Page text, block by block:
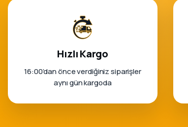
Hızlı Kargo
16:00’dan önce verdiğiniz siparişler
aynı gün kargoda